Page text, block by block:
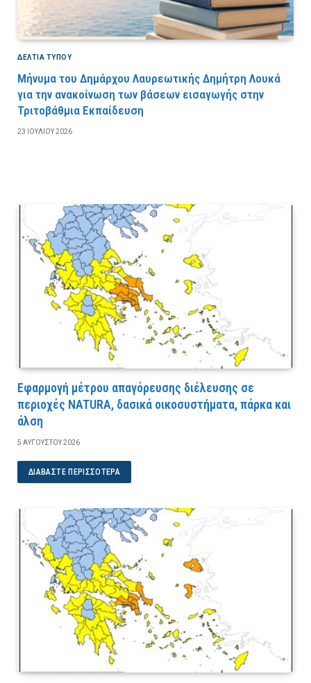
ΔΕΛΤΙΑ ΤΥΠΟΥ
Μήνυμα του Δημάρχου Λαυρεωτικής Δημήτρη Λουκά
για την ανακοίνωση των βάσεων εισαγωγής στην
Τριτοβάθμια Εκπαίδευση
23 ΙΟΥΛΊΟΥ 2026
Εφαρμογή μέτρου απαγόρευσης διέλευσης σε
περιοχές NATURA, δασικά οικοσυστήματα, πάρκα και
άλση
5 ΑΥΓΟΎΣΤΟΥ 2026
ΔΙΑΒΆΣΤΕ ΠΕΡΙΣΣΌΤΕΡΑ